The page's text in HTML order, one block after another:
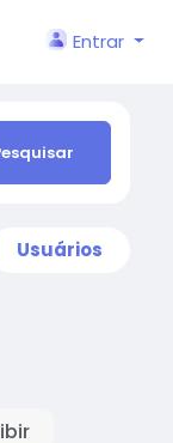
Entrar
Usuários